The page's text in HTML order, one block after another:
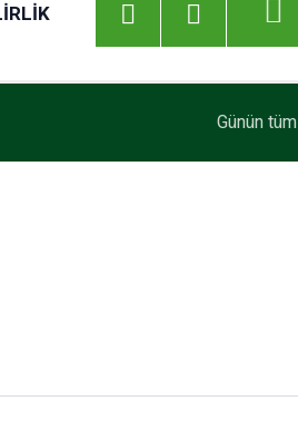
Günün tüm